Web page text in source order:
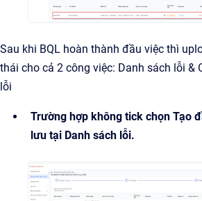
Sau khi BQL hoàn thành đầu việc thì
thái cho cả 2 công việc: Danh sách lỗi &
lỗi
Trường hợp không tick chọn Tạo
lưu tại Danh sách lỗi.